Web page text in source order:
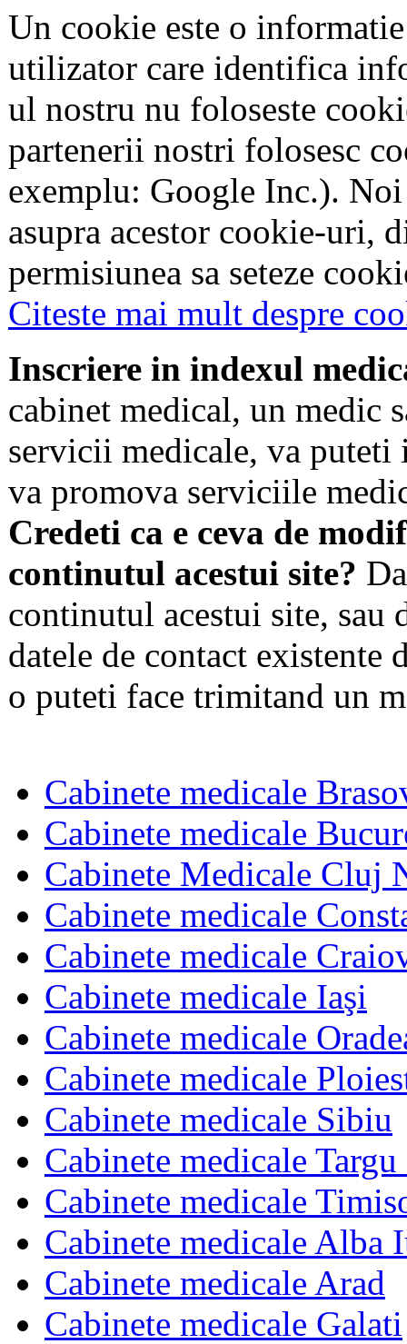
Un cookie este o
utilizator care identifica
ul nostru nu foloseste
partenerii nostri folosesc
exemplu: Google Inc.).
asupra acestor cookie-uri,
permisiunea sa seteze
Citeste mai mult despre
Inscriere in indexul
cabinet medical, un medic
servicii medicale, va puteti
va promova serviciile
Credeti ca e ceva de
continutul acestui site?
continutul acestui site, sau
datele de contact existente
o puteti face trimitand un
Cabinete medicale
Cabinete medicale
Cabinete Medicale Cluj
Cabinete medicale
Cabinete medicale
Cabinete medicale Iaşi
Cabinete medicale
Cabinete medicale
Cabinete medicale Sibiu
Cabinete medicale
Cabinete medicale
Cabinete medicale Alba
Cabinete medicale Arad
Cabinete medicale Galati